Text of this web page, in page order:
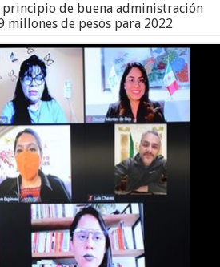
de buena administración
millones de pesos para 2022